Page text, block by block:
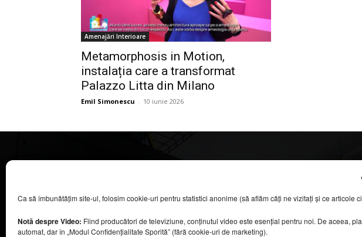
Ca să îmbunătățim site-ul, folosim cookie-uri pentru statistici anonime (să aflăm câți ne vizitați și ce articole
Notă despre Video: Fiind producători de televiziune, conținutul video este esențial pentru noi. De aceea,
automat, dar în „Modul Confidențialitate Sporită” (fără cookie-uri de marketing).
Amenajări Interioare
Metamorphosis in Motion,
instalația care a transformat
Palazzo Litta din Milano
Emil Simonescu - 10 iunie 2026
COOL MEDIA BROADCASTING & EVENTS SRL.
Toate drepturile rezervate.
Contacte în secțiunea „Despre noi”.